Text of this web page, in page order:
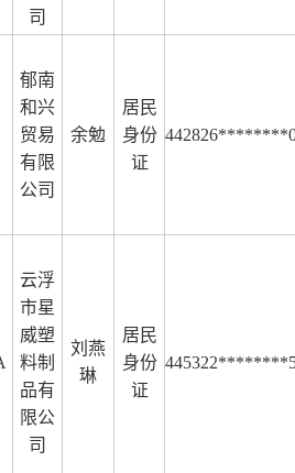
司
郁南
和兴
贸易
有限
公司
余勉
居民
身份
证
云浮
市星
威塑
料制
品有
限公
司
刘燕
琳
居民
身份
证